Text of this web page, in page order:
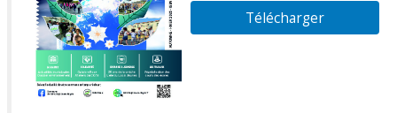
Télécharger